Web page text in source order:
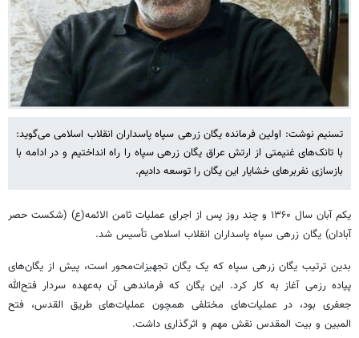
تسنیم نوشت: اولین فرمانده یگان زرهی سپاه پاسداران انقلاب اسلامی می‌گوید:
با تانک‌های غنیمتی از ارتش عراق یگان زرهی سپاه را راه انداختیم و در ادامه با
بازسازی نفربرهای خشایار این یگان را توسعه دادیم.
یکم آبان سال ۱۳۶۰ و چند روز پس از اجرای عملیات ثامن الائمه(ع) (شکست حصر
آبادان) یگان زرهی سپاه پاسداران انقلاب اسلامی تأسیس شد.
بدین ترتیب یگان زرهی سپاه که یک یگان تجهیزات‌محور است، پیش از یگان‌های
پیاده رزمی آغاز به کار کرد. این یگان که فرماندهی آن به‌عهده سردار فتح‌الله
جعفری بود، در عملیات‌های مختلفی همچون عملیات‌های طریق القدس، فتح
المبین و بیت المقدس نقش مهم و اثرگذاری داشت.